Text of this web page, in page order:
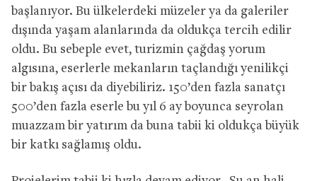
başlanıyor. Bu ülkelerdeki müzeler ya da galeriler
dışında yaşam alanlarında da oldukça tercih edilir
oldu. Bu sebeple evet, turizmin çağdaş yorum
algısına, eserlerle mekanların taçlandığı yenilikçi
bir bakış açısı da diyebiliriz. 150’den fazla sanatçı
500’den fazla eserle bu yıl 6 ay boyunca seyrolan
muazzam bir yatırım da buna tabii ki oldukça büyük
bir katkı sağlamış oldu.